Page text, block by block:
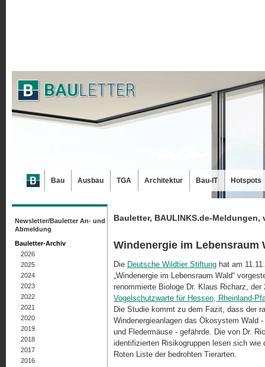
Bauletter, BAULINKS.de-Meldungen,
Windenergie im Lebensraum
Die Deutsche Wildtier Stiftung hat am
„Windenergie im Lebensraum Wald“
renommierte Biologe Dr. Klaus Richarz,
Vogelschutzwarte für Hessen, Rheinland-
Die Studie kommt zu dem Fazit, dass der
Windenergieanlagen das Ökosystem Wald
und Fledermäuse - gefährde. Die von Dr.
identifizierten Risikogruppen lesen sich wie
Roten Liste der bedrohten Tierarten.
Newsletter/Bauletter An- und
Abmeldung
Bauletter-Archiv
2026
2025
2024
2023
2022
2021
2020
2019
2018
2017
2016
Bau Ausbau TGA Architektur Bau-IT Hotspots